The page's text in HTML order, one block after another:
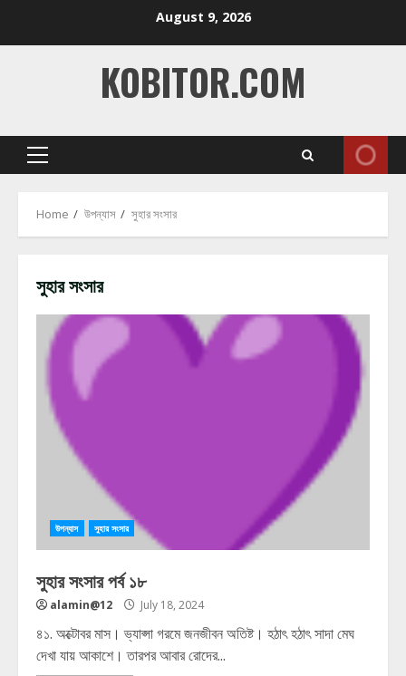
August 9, 2026
KOBITOR.COM
Primary
Home উপন্যাস সুহার সংসার
সুহার সংসার
উপন্যাস সুহার সংসার
সুহার সংসার পর্ব ১৮
alamin@12 July 18, 2024
৪১. অক্টোবর মাস। ভ্যাপ্সা গরমে জনজীবন অতিষ্ট। হঠাৎ হঠাৎ সাদা মেঘ
দেখা যায় আকাশে। তারপর আবার রোদের...